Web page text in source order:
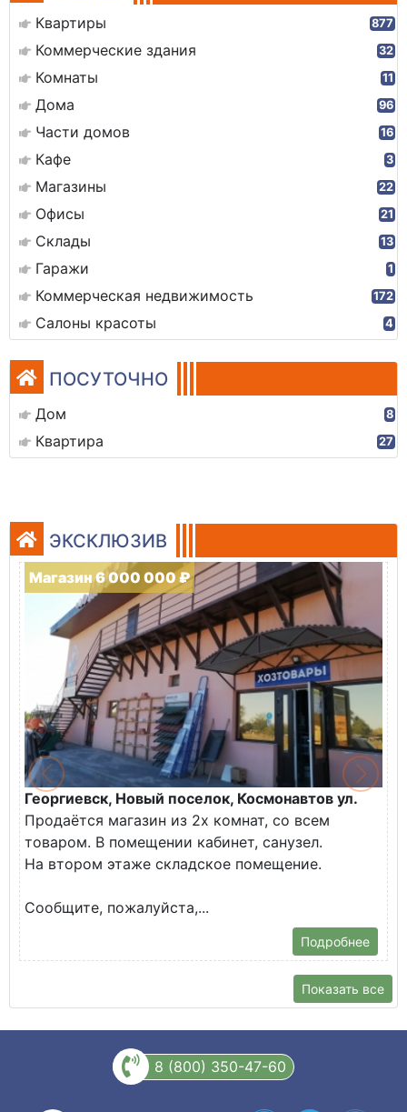
Квартиры 877
Коммерческие здания 32
Комнаты 11
Дома 96
Части домов 16
Кафе 3
Магазины 22
Офисы 21
Склады 13
Гаражи 1
Коммерческая недвижимость 172
Салоны красоты 4
ПОСУТОЧНО
Дом 8
Квартира 27
ЭКСКЛЮЗИВ
Магазин 6 000 000 ₽
Георгиевск, Новый поселок, Космонавтов ул.
Продаётся магазин из 2х комнат, со всем
товаром. В помещении кабинет, санузел.
На втором этаже складское помещение.
Сообщите, пожалуйста,...
Подробнее
Показать все
8 (800) 350-47-60